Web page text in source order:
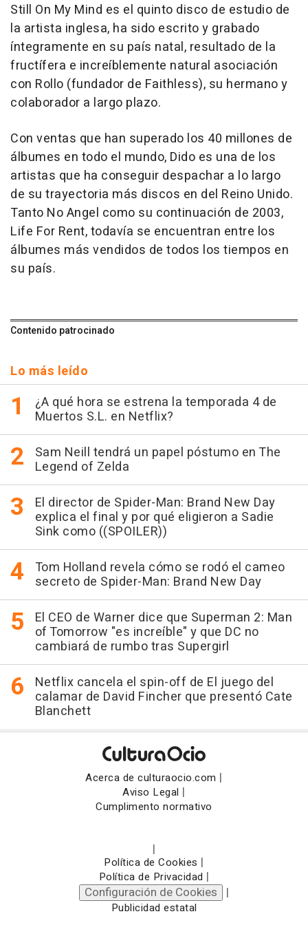
Still On My Mind es el quinto disco de estudio de
la artista inglesa, ha sido escrito y grabado
íntegramente en su país natal, resultado de la
fructífera e increíblemente natural asociación
con Rollo (fundador de Faithless), su hermano y
colaborador a largo plazo.
Con ventas que han superado los 40 millones de
álbumes en todo el mundo, Dido es una de los
artistas que ha conseguir despachar a lo largo
de su trayectoria más discos en del Reino Unido.
Tanto No Angel como su continuación de 2003,
Life For Rent, todavía se encuentran entre los
álbumes más vendidos de todos los tiempos en
su país.
Contenido patrocinado
Lo más leído
¿A qué hora se estrena la temporada 4 de
Muertos S.L. en Netflix?
Sam Neill tendrá un papel póstumo en The
Legend of Zelda
El director de Spider-Man: Brand New Day
explica el final y por qué eligieron a Sadie
Sink como ((SPOILER))
Tom Holland revela cómo se rodó el cameo
secreto de Spider-Man: Brand New Day
El CEO de Warner dice que Superman 2: Man
of Tomorrow "es increíble" y que DC no
cambiará de rumbo tras Supergirl
Netflix cancela el spin-off de El juego del
calamar de David Fincher que presentó Cate
Blanchett
Acerca de culturaocio.com |
Aviso Legal |
Cumplimento normativo
|
Política de Cookies |
Política de Privacidad |
Configuración de Cookies |
Publicidad estatal